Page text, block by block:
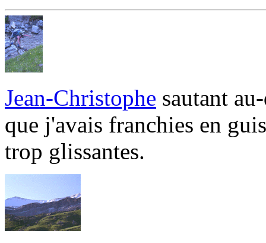
Jean-Christophe sautant
que j'avais franchies en
trop glissantes.